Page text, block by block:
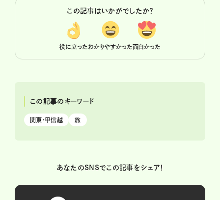
この記事はいかがでしたか？
役に立ったわかりやすかった面白かった
この記事のキーワード
関東・甲信越 旅
あなたのSNSでこの記事をシェア！